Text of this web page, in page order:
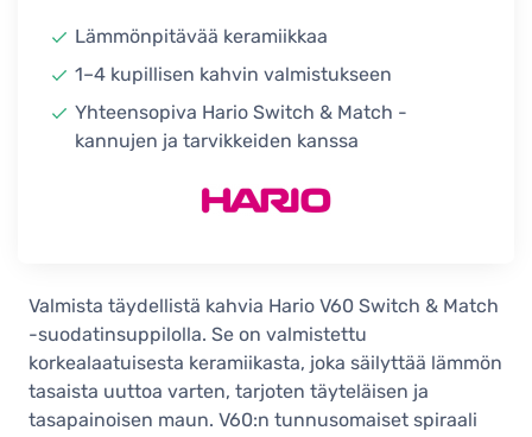
02, Canyon
32,90 €
Hario V60 Switch & Match
32,90 €
keraaminen suodatinsuppilo 02,
matta laivastonsininen
32,90 €
Varastossa
Hario V60 Switch & Match
keraaminen suodatinsuppilo koko
Lämmönpitävää keramiikkaa
1–4 kupillisen kahvin valmistukseen
Yhteensopiva Hario Switch & Match -
kannujen ja tarvikkeiden kanssa
Valmista täydellistä kahvia Hario V60 Switch & Match
-suodatinsuppilolla. Se on valmistettu
korkealaatuisesta keramiikasta, joka säilyttää lämmön
tasaista uuttoa varten, tarjoten täyteläisen ja
tasapainoisen maun. V60:n tunnusomaiset spiraali